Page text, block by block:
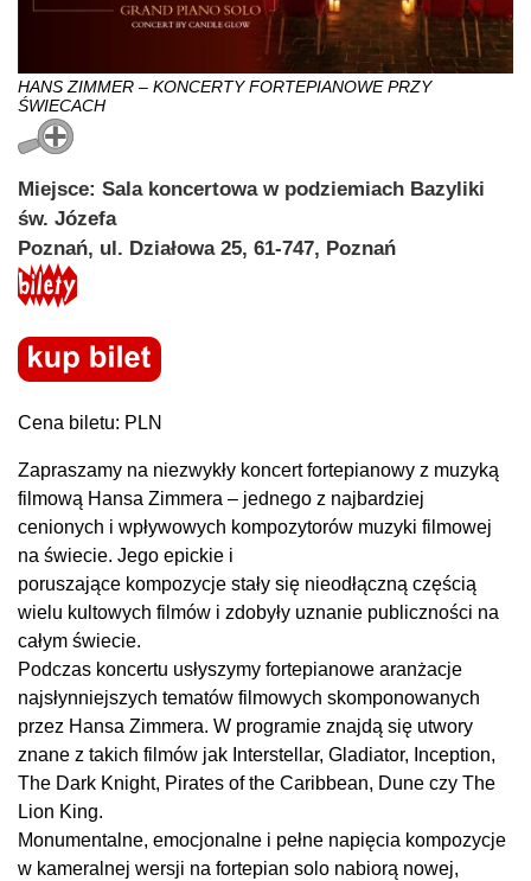
HANS ZIMMER – KONCERTY FORTEPIANOWE PRZY
ŚWIECACH
Miejsce: Sala koncertowa w podziemiach Bazyliki
św. Józefa
Poznań, ul. Działowa 25, 61-747, Poznań
Cena biletu: PLN
Zapraszamy na niezwykły koncert fortepianowy z muzyką
filmową Hansa Zimmera – jednego z najbardziej
cenionych i wpływowych kompozytorów muzyki filmowej
na świecie. Jego epickie i
poruszające kompozycje stały się nieodłączną częścią
wielu kultowych filmów i zdobyły uznanie publiczności na
całym świecie.
Podczas koncertu usłyszymy fortepianowe aranżacje
najsłynniejszych tematów filmowych skomponowanych
przez Hansa Zimmera. W programie znajdą się utwory
znane z takich filmów jak Interstellar, Gladiator, Inception,
The Dark Knight, Pirates of the Caribbean, Dune czy The
Lion King.
Monumentalne, emocjonalne i pełne napięcia kompozycje
w kameralnej wersji na fortepian solo nabiorą nowej,